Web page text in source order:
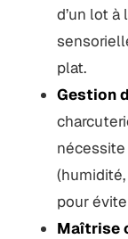
d’un lot à
plat.
Gestion
pour
Maîtrise